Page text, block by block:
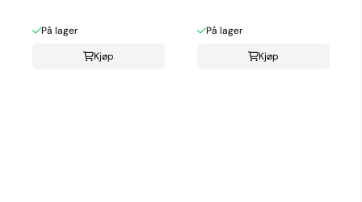
På lager
Kjøp
På lager
Kjøp